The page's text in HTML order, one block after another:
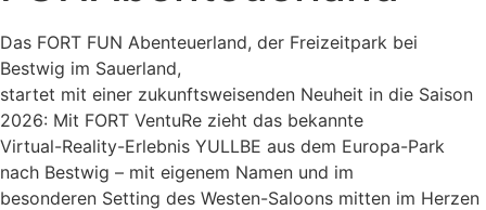
Das FORT FUN Abenteuerland, der Freizeitpark bei
Bestwig im Sauerland,
startet mit einer zukunftsweisenden Neuheit in die Saison
2026: Mit FORT VentuRe zieht das bekannte
Virtual-Reality-Erlebnis YULLBE aus dem Europa-Park
nach Bestwig – mit eigenem Namen und im
besonderen Setting des Westen-Saloons mitten im Herzen